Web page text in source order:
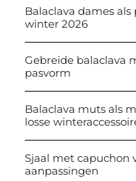
Balaclava dames
winter 2026
Gebreide balaclava
pasvorm
Balaclava muts als
losse
Sjaal met capuchon
aanpassingen